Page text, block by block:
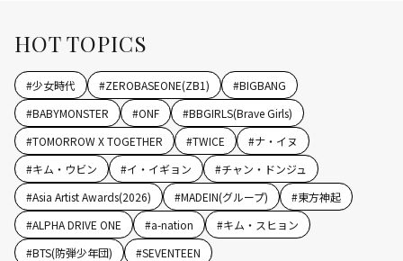
HOT TOPICS
#少女時代 #ZEROBASEONE(ZB1) #BIGBANG
#BABYMONSTER #ONF #BBGIRLS(Brave Girls)
#TOMORROW X TOGETHER #TWICE #ナ・イヌ
#キム・ウビン #イ・イギョン #チャン・ドンジュ
#Asia Artist Awards(2026) #MADEIN(グループ) #東方神起
#ALPHA DRIVE ONE #a-nation #キム・スヒョン
#BTS(防弾少年団) #SEVENTEEN